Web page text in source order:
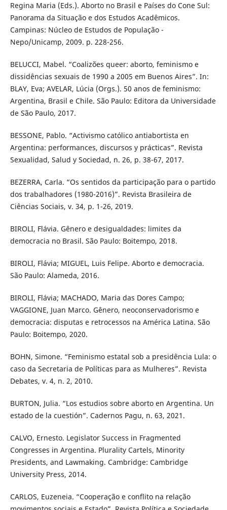
Regina Maria (Eds.). Aborto no Brasil e Países do Cone Sul:
Panorama da Situação e dos Estudos Acadêmicos.
Campinas: Núcleo de Estudos de População -
Nepo/Unicamp, 2009. p. 228-256.
BELUCCI, Mabel. “Coalizões queer: aborto, feminismo e
dissidências sexuais de 1990 a 2005 em Buenos Aires”. In:
BLAY, Eva; AVELAR, Lúcia (Orgs.). 50 anos de feminismo:
Argentina, Brasil e Chile. São Paulo: Editora da Universidade
de São Paulo, 2017.
BESSONE, Pablo. “Activismo católico antiabortista en
Argentina: performances, discursos y prácticas”. Revista
Sexualidad, Salud y Sociedad, n. 26, p. 38-67, 2017.
BEZERRA, Carla. “Os sentidos da participação para o partido
dos trabalhadores (1980-2016)”. Revista Brasileira de
Ciências Sociais, v. 34, p. 1-26, 2019.
BIROLI, Flávia. Gênero e desigualdades: limites da
democracia no Brasil. São Paulo: Boitempo, 2018.
BIROLI, Flávia; MIGUEL, Luis Felipe. Aborto e democracia.
São Paulo: Alameda, 2016.
BIROLI, Flávia; MACHADO, Maria das Dores Campo;
VAGGIONE, Juan Marco. Gênero, neoconservadorismo e
democracia: disputas e retrocessos na América Latina. São
Paulo: Boitempo, 2020.
BOHN, Simone. “Feminismo estatal sob a presidência Lula: o
caso da Secretaria de Políticas para as Mulheres”. Revista
Debates, v. 4, n. 2, 2010.
BURTON, Julia. “Los estudios sobre aborto en Argentina. Un
estado de la cuestión”. Cadernos Pagu, n. 63, 2021.
CALVO, Ernesto. Legislator Success in Fragmented
Congresses in Argentina. Plurality Cartels, Minority
Presidents, and Lawmaking. Cambridge: Cambridge
University Press, 2014.
CARLOS, Euzeneia. “Cooperação e conflito na relação